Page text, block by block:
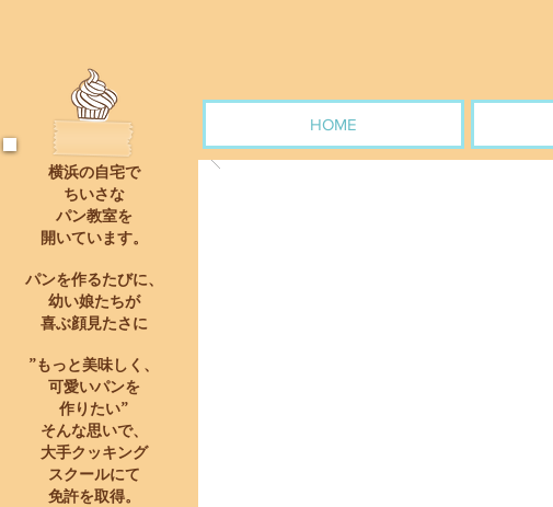
HOME
横浜の自宅で
ちいさな
パン教室を
開いています。
パンを作るたびに、
幼い娘たちが
喜ぶ顔見たさに
”もっと美味しく、
可愛いパンを
作りたい”
そんな思いで、
大手クッキング
スクールにて
免許を取得。